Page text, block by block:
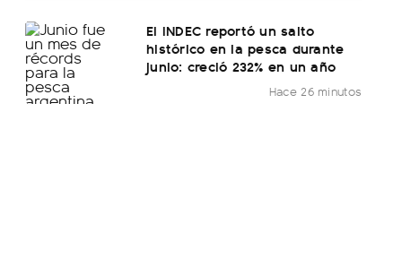
El INDEC reportó un salto
histórico en la pesca durante
junio: creció 232% en un año
Hace 26 minutos